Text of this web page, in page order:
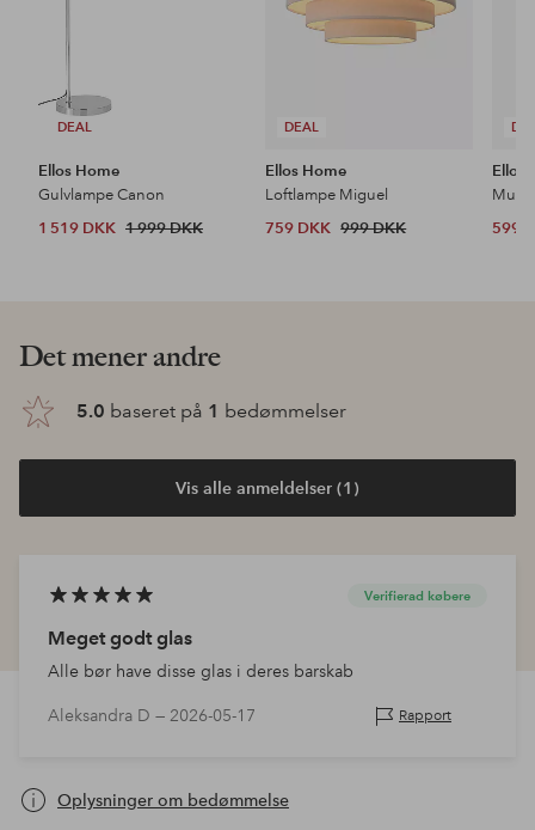
DEAL
Ellos Home
Gulvlampe Canon
1 519 DKK 1 999 DKK
DEAL
Ellos Home
Loftlampe Miguel
759 DKK 999 DKK
Ellos
599
Det mener andre
5.0 baseret på 1 bedømmelser
Vis alle anmeldelser (1)
Verifierad købere
Meget godt glas
Alle bør have disse glas i deres barskab
Aleksandra D — 2026-05-17 Rapport
Oplysninger om bedømmelse